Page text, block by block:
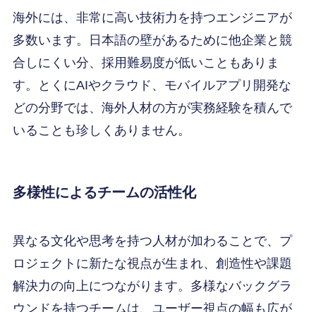
海外には、非常に高い技術力を持つエンジニアが
多数います。日本語の壁があるために他企業と競
合しにくい分、採用難易度が低いこともありま
す。とくにAIやクラウド、モバイルアプリ開発な
どの分野では、海外人材の方が実務経験を積んで
いることも珍しくありません。
多様性によるチームの活性化
異なる文化や思考を持つ人材が加わることで、プ
ロジェクトに新たな視点が生まれ、創造性や課題
解決力の向上につながります。多様なバックグラ
ウンドを持つチームは、ユーザー視点の幅も広が